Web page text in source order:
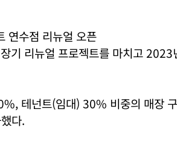
연수점 리뉴얼 오픈
기 리뉴얼 프로젝트를 마치고
테넌트(임대) 30% 비중의 매장
다.